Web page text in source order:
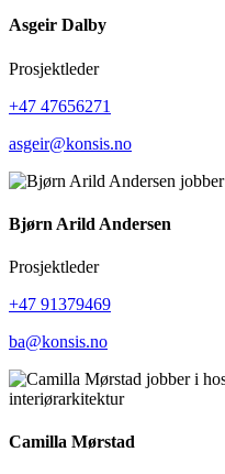
Asgeir Dalby
Prosjektleder
+47 47656271
asgeir@konsis.no
Bjørn Arild Andersen
Prosjektleder
+47 91379469
ba@konsis.no
Camilla Mørstad